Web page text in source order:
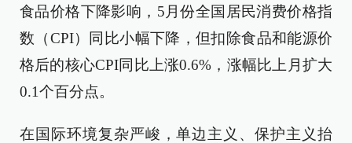
食品价格下降影响，5月份全国居民消费价格指
数（CPI）同比小幅下降，但扣除食品和能源价
格后的核心CPI同比上涨0.6%，涨幅比上月扩大
0.1个百分点。
在国际环境复杂严峻，单边主义、保护主义抬